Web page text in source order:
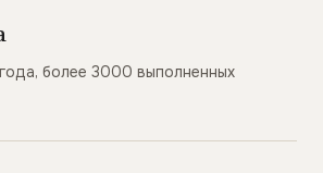
более 3000 выполненных